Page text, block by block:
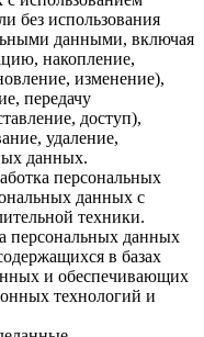
без использования
данными, включая
накопление,
изменение),
передачу
доступ),
удаление,
данных.
персональных
данных с
техники.
персональных данных
в базах
и обеспечивающих
технологий и